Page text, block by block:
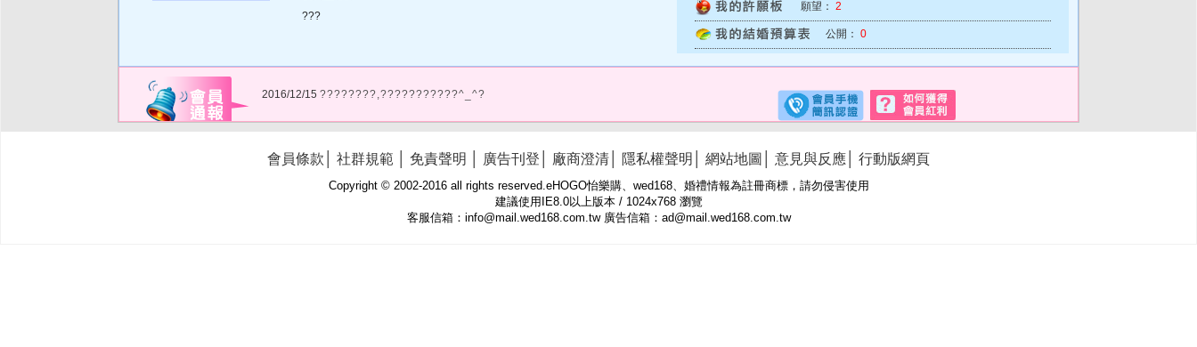
???
願望： 2
公開： 0
2016/12/15 ????????,???????????^_^?
會員條款 社群規範 免責聲明 廣告刊登 廠商澄清 隱私權聲明 網站地圖 意見與反應 行動版網頁
Copyright © 2002-2016 all rights reserved.eHOGO怡樂購、wed168、婚禮情報為註冊商標，請勿侵害使用
建議使用IE8.0以上版本 / 1024x768 瀏覽
客服信箱：info@mail.wed168.com.tw 廣告信箱：ad@mail.wed168.com.tw